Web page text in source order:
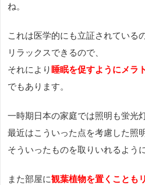
ね。
これは医学的にも立証されている
リラックスできるので、
それにより 睡眠を促すようにメラ
でもあります。
一時期日本の家庭では照明も蛍光
最近はこういった点を考慮した照
そういったものを取りいれるよう
また部屋に観葉植物を置くことも